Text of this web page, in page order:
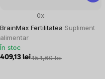
BrainMax Fertilitatea Supliment
alimentar
0x
În stoc
409,13 lei454,60 lei